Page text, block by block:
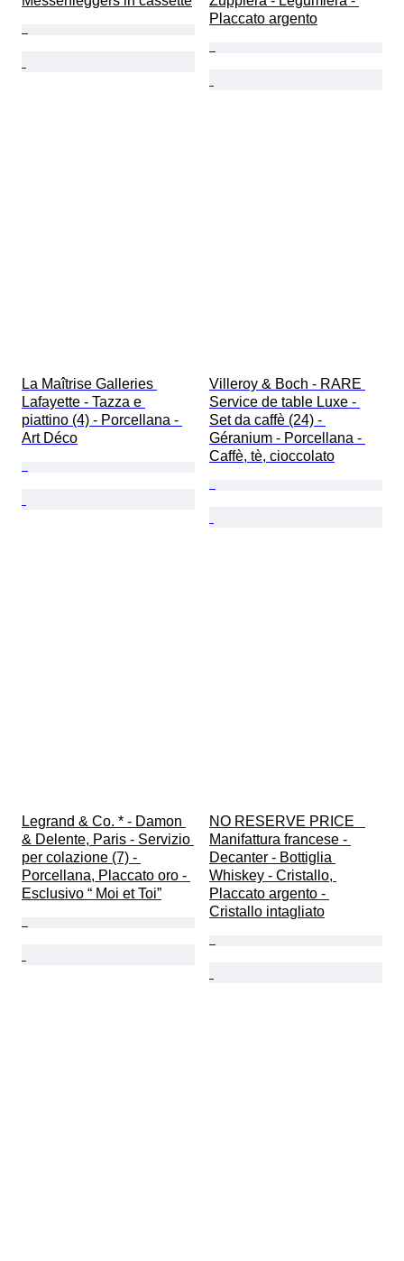
Placcato argento
La Maîtrise Galleries
Lafayette - Tazza e
piattino (4) - Porcellana -
Art Déco
Villeroy & Boch - RARE
Service de table Luxe -
Set da caffè (24) -
Géranium - Porcellana -
Caffè, tè, cioccolato
Legrand & Co. * - Damon
& Delente, Paris - Servizio
per colazione (7) -
Porcellana, Placcato oro -
Esclusivo “ Moi et Toi”
NO RESERVE PRICE
Manifattura francese -
Decanter - Bottiglia
Whiskey - Cristallo,
Placcato argento -
Cristallo intagliato